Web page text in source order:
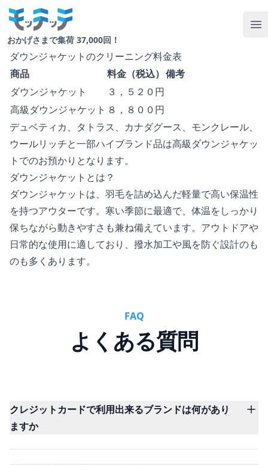
Your Company
おかげさまで集荷 37,000回！
ダウンジャケットのクリーニング料金表
商品
料金（税込） 備考
ダウンジャケット
３，５２０円
高級ダウンジャケット ８，８００円
デュベティカ、タトラス、カナダグース、モンクレール、
ウールリッチと一部ハイブランド品は高級ダウンジャケッ
トでのお預かりとなります。
ダウンジャケットとは？
ダウンジャケットは、羽毛を詰め込んだ軽量で高い保温性
を持つアウターです。寒い季節に最適で、体温をしっかり
保ちながら動きやすさも兼ね備えています。アウトドアや
日常的な使用に適しており、撥水加工や風を防ぐ設計のも
のも多くあります。
FAQ
よくある質問
クレジットカードで利用出来るブランドは何があり
ますか